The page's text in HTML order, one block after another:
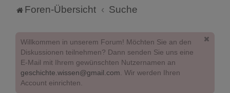
Foren-Übersicht Suche
Willkommen in unserem Forum! Möchten Sie an den
Diskussionen teilnehmen? Dann senden Sie uns eine
E-Mail mit Ihrem gewünschten Nutzernamen an
geschichte.wissen@gmail.com. Wir werden Ihren
Account einrichten.